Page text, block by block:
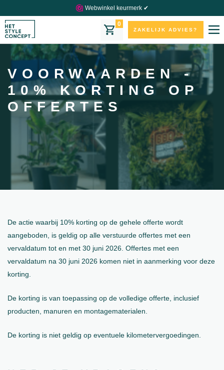
Webwinkel keurmerk ✔
0
ZAKELIJK ADVIES?
VOORWAARDEN -
10% KORTING OP
OFFERTES
De actie waarbij 10% korting op de gehele offerte wordt
aangeboden, is geldig op alle verstuurde offertes met een
vervaldatum tot en met 30 juni 2026. Offertes met een
vervaldatum na 30 juni 2026 komen niet in aanmerking voor deze
korting.
De korting is van toepassing op de volledige offerte, inclusief
producten, manuren en montagematerialen.
De korting is niet geldig op eventuele kilometervergoedingen.